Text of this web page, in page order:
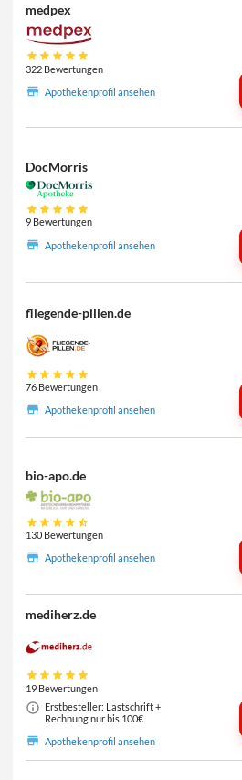
medpex
322 Bewertungen
Apothekenprofil ansehen
DocMorris
9 Bewertungen
Apothekenprofil ansehen
fliegende-pillen.de
76 Bewertungen
Apothekenprofil ansehen
bio-apo.de
130 Bewertungen
Apothekenprofil ansehen
mediherz.de
19 Bewertungen
Erstbesteller: Lastschrift +
Rechnung nur bis 100€
Apothekenprofil ansehen